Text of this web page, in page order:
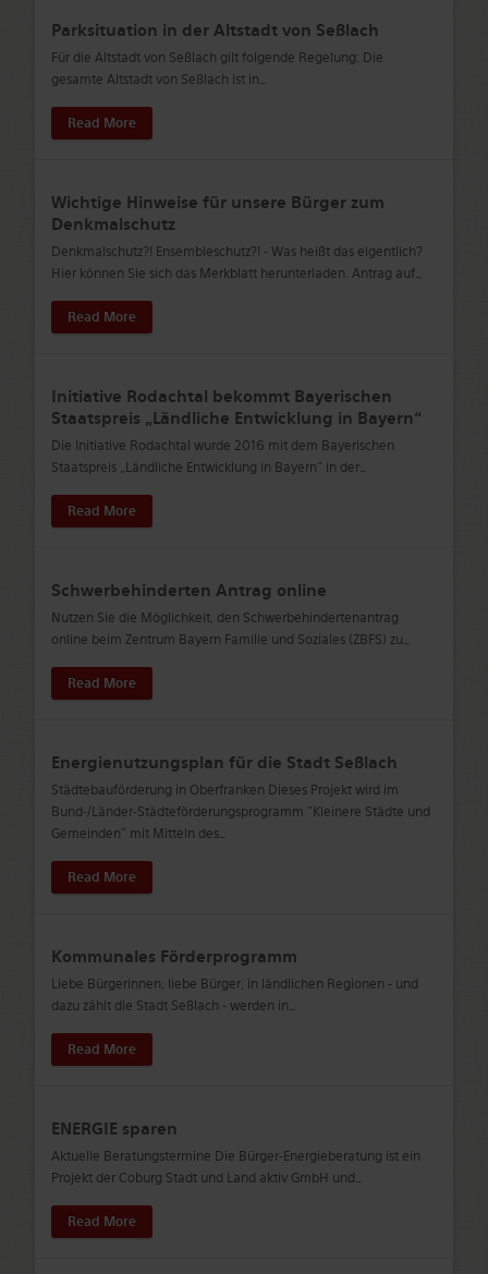
Parksituation in der Altstadt von Seßlach
Für die Altstadt von Seßlach gilt folgende Regelung: Die
gesamte Altstadt von Seßlach ist in…
Read More
Wichtige Hinweise für unsere Bürger zum
Denkmalschutz
Denkmalschutz?! Ensembleschutz?! - Was heißt das eigentlich?
Hier können Sie sich das Merkblatt herunterladen. Antrag auf…
Read More
Initiative Rodachtal bekommt Bayerischen
Staatspreis „Ländliche Entwicklung in Bayern“
Die Initiative Rodachtal wurde 2016 mit dem Bayerischen
Staatspreis „Ländliche Entwicklung in Bayern“ in der…
Read More
Schwerbehinderten Antrag online
Nutzen Sie die Möglichkeit, den Schwerbehindertenantrag
online beim Zentrum Bayern Familie und Soziales (ZBFS) zu…
Read More
Energienutzungsplan für die Stadt Seßlach
Städtebauförderung in Oberfranken Dieses Projekt wird im
Bund-/Länder-Städteförderungsprogramm "Kleinere Städte und
Gemeinden" mit Mitteln des…
Read More
Kommunales Förderprogramm
Liebe Bürgerinnen, liebe Bürger, in ländlichen Regionen - und
dazu zählt die Stadt Seßlach - werden in…
Read More
ENERGIE sparen
Aktuelle Beratungstermine Die Bürger-Energieberatung ist ein
Projekt der Coburg Stadt und Land aktiv GmbH und …
Read More